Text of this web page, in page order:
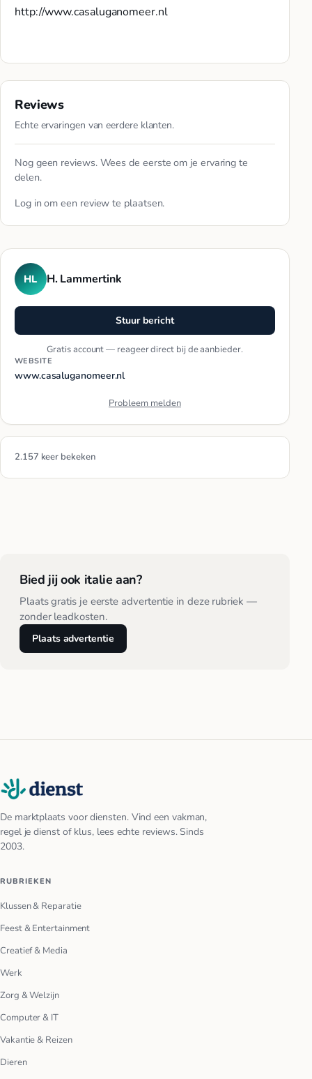
http://www.casaluganomeer.nl
Reviews
Echte ervaringen van eerdere klanten.
Nog geen reviews. Wees de eerste om je ervaring te
delen.
Log in om een review te plaatsen.
HL H. Lammertink
Stuur bericht
Gratis account — reageer direct bij de aanbieder.
WEBSITE
www.casaluganomeer.nl
Probleem melden
2.157 keer bekeken
Bied jij ook italie aan?
Plaats gratis je eerste advertentie in deze rubriek —
zonder leadkosten.
Plaats advertentie
De marktplaats voor diensten. Vind een vakman,
regel je dienst of klus, lees echte reviews. Sinds
2003.
RUBRIEKEN
Klussen & Reparatie
Feest & Entertainment
Creatief & Media
Werk
Zorg & Welzijn
Computer & IT
Vakantie & Reizen
Dieren